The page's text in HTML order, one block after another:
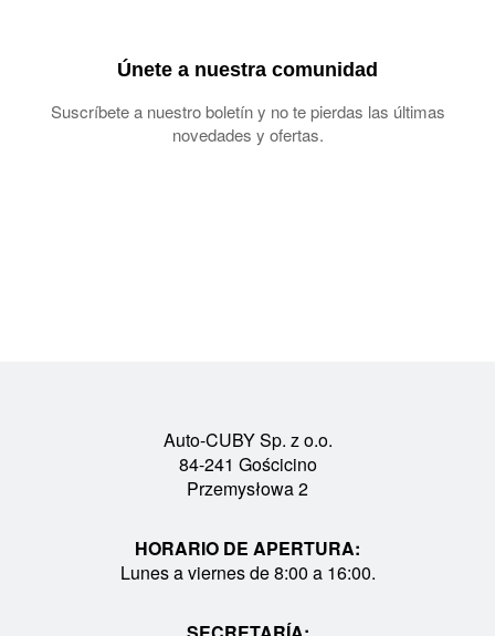
Únete a nuestra comunidad
Suscríbete a nuestro boletín y no te pierdas las últimas
novedades y ofertas.
Auto-CUBY Sp. z o.o.
84-241 Gościcino
Przemysłowa 2
HORARIO DE APERTURA:
Lunes a viernes de 8:00 a 16:00.